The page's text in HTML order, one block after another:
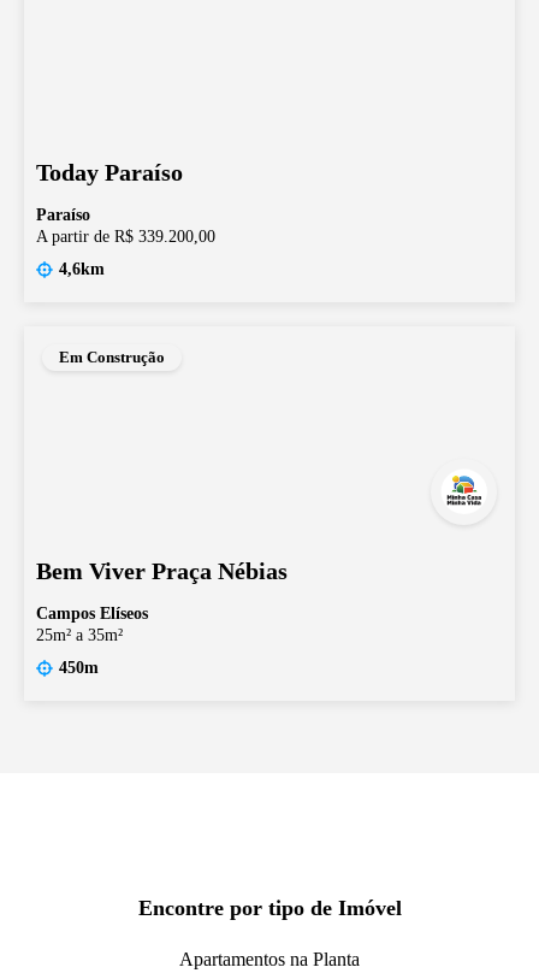
Today Paraíso
Paraíso
A partir de R$ 339.200,00
4,6km
Em Construção
Bem Viver Praça Nébias
Campos Elíseos
25m² a 35m²
450m
Encontre por tipo de Imóvel
Apartamentos na Planta